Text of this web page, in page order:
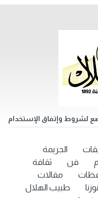
لشروط وإتفاق الإستخدام
الجريمة
فن
ثقافة
مقالات
طبيب الهلال